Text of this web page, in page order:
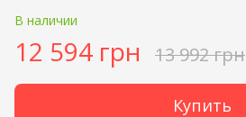
В наличии
12 594 грн 13 992 грн
Купить